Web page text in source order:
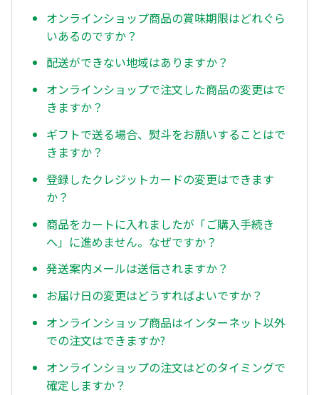
オンラインショップ商品の賞味期限はどれぐら
いあるのですか？
配送ができない地域はありますか？
オンラインショップで注文した商品の変更はで
きますか？
ギフトで送る場合、熨斗をお願いすることはで
きますか？
登録したクレジットカードの変更はできます
か？
商品をカートに入れましたが「ご購入手続き
へ」に進めません。なぜですか？
発送案内メールは送信されますか？
お届け日の変更はどうすればよいですか？
オンラインショップ商品はインターネット以外
での注文はできますか?
オンラインショップの注文はどのタイミングで
確定しますか？